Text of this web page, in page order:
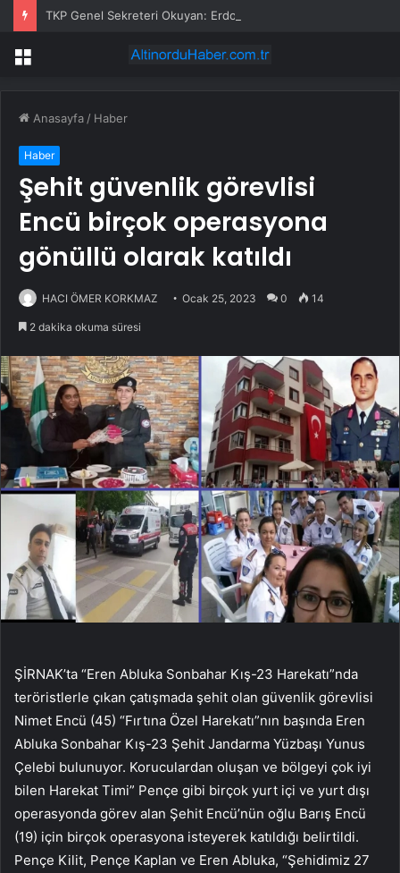
Menü
Anasayfa / Haber
Haber
Şehit güvenlik görevlisi
Encü birçok operasyona
gönüllü olarak katıldı
HACI ÖMER KORKMAZ Ocak 25, 2023 0 14
2 dakika okuma süresi
ŞİRNAK’ta “Eren Abluka Sonbahar Kış-23 Harekatı”nda
teröristlerle çıkan çatışmada şehit olan güvenlik görevlisi
Nimet Encü (45) “Fırtına Özel Harekatı”nın başında Eren
Abluka Sonbahar Kış-23 Şehit Jandarma Yüzbaşı Yunus
Çelebi bulunuyor. Koruculardan oluşan ve bölgeyi çok iyi
bilen Harekat Timi” Pençe gibi birçok yurt içi ve yurt dışı
operasyonda görev alan Şehit Encü’nün oğlu Barış Encü
(19) için birçok operasyona isteyerek katıldığı belirtildi.
Pençe Kilit, Pençe Kaplan ve Eren Abluka, “Şehidimiz 27